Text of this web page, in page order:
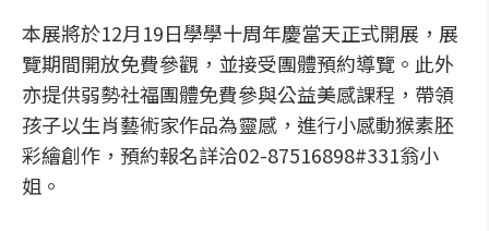
本展將於12月19日學學十周年慶當天正式開展，展
覽期間開放免費參觀，並接受團體預約導覽。此外
亦提供弱勢社福團體免費參與公益美感課程，帶領
孩子以生肖藝術家作品為靈感，進行小感動猴素胚
彩繪創作，預約報名詳洽02-87516898#331翁小
姐。